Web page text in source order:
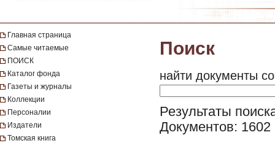
Главная страница
Самые читаемые
ПОИСК
Каталог фонда
Газеты и журналы
Коллекции
Персоналии
Издатели
Томская книга
Поиск
найти документы
Результаты
Документов: 1602